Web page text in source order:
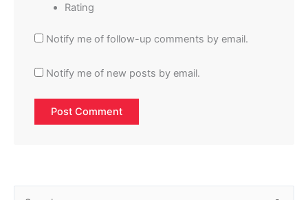
Rating
Notify me of follow-up comments by email.
Notify me of new posts by email.